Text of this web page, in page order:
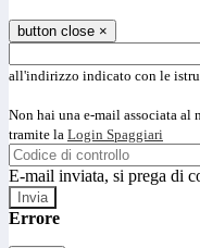
button close ×
all'indirizzo indicato con le
Non hai una e-mail associata al
tramite la Login Spaggiari
E-mail inviata, si prega di
Errore